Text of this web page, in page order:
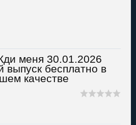
меня 30.01.2026
выпуск бесплатно в
качестве